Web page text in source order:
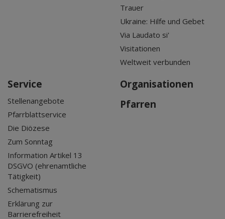
Trauer
Ukraine: Hilfe und Gebet
Via Laudato si'
Visitationen
Weltweit verbunden
Service
Stellenangebote
Pfarrblattservice
Die Diözese
Zum Sonntag
Information Artikel 13
DSGVO (ehrenamtliche
Tätigkeit)
Schematismus
Erklärung zur
Barrierefreiheit
Organisationen
Pfarren